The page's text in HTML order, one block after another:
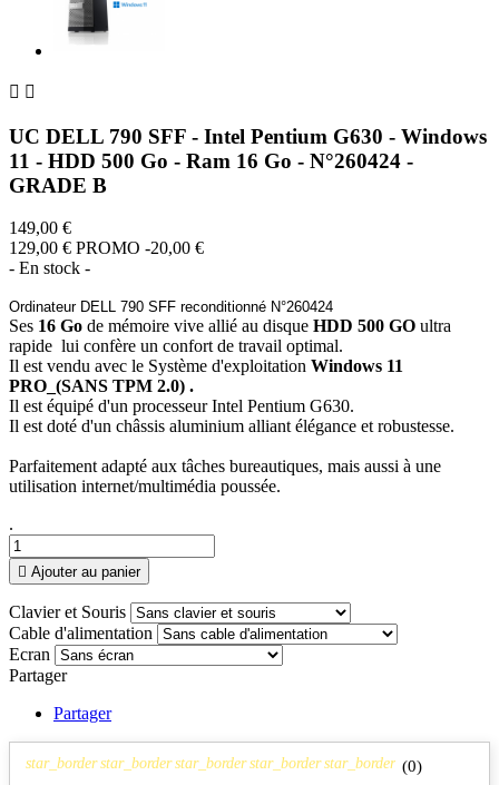
 
UC DELL 790 SFF - Intel Pentium G630 - Windows
11 - HDD 500 Go - Ram 16 Go - N°260424 -
GRADE B
149,00 €
129,00 € PROMO -20,00 €
- En stock -
Ordinateur DELL 790 SFF reconditionné N°260424
Ses 16 Go de mémoire vive allié au disque HDD 500 GO ultra
rapide lui confère un confort de travail optimal.
Il est vendu avec le Système d'exploitation Windows 11
PRO_(SANS TPM 2.0) .
Il est équipé d'un processeur Intel Pentium G630.
Il est doté d'un châssis aluminium alliant élégance et robustesse.
Parfaitement adapté aux tâches bureautiques, mais aussi à une
utilisation internet/multimédia poussée.
.
 Ajouter au panier
Clavier et Souris
Cable d'alimentation
Ecran
Partager
Partager
star_border star_border star_border star_border star_border (0)